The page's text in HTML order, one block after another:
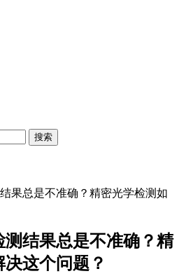
搜索
果总是不准确？精密光学检测如
测结果总是不准确？精
这个问题？